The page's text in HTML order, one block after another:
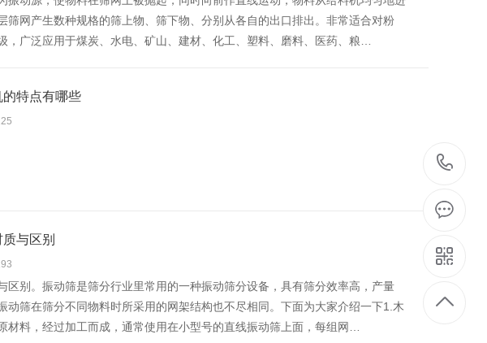
筛网产生数种规格的筛上物、筛下物、分别从各自的出口排出。非常适合对粉
，广泛应用于煤炭、水电、矿山、建材、化工、塑料、磨料、医药、粮…
特点有哪些
与区别
区别。振动筛是筛分行业里常用的一种振动筛分设备，具有筛分效率高，产量
动筛在筛分不同物料时所采用的网架结构也不尽相同。下面为大家介绍一下1.木
材料，经过加工而成，通常使用在小型号的直线振动筛上面，每组网…